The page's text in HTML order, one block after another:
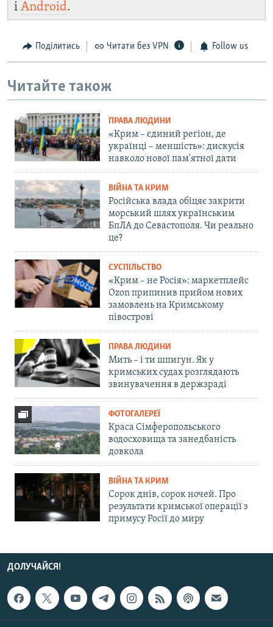
і Android.
Поділитись Читати без VPN Follow us
Читайте також
ПРАВА ЛЮДИНИ
«Крим – єдиний регіон, де
українці – меншість»: дискусія
навколо нової пам'ятної дати
ВІЙНА ТА КРИМ
Російська влада обіцяє закрити
морський шлях українським
БпЛА до Севастополя. Чи реально
це?
СУСПІЛЬСТВО
«Крим – не Росія»: маркетплейс
Ozon припинив прийом нових
замовлень на Кримському
півострові
ПРАВА ЛЮДИНИ
Мить – і ти шпигун. Як у
кримських судах розглядають
звинувачення в держзраді
ФОТОГАЛЕРЕЇ
Краса Сімферопольського
водосховища та занедбаність
довкола
ВІЙНА ТА КРИМ
Сорок днів, сорок ночей. Про
результати кримської операції з
примусу Росії до миру
ДОЛУЧАЙСЯ!